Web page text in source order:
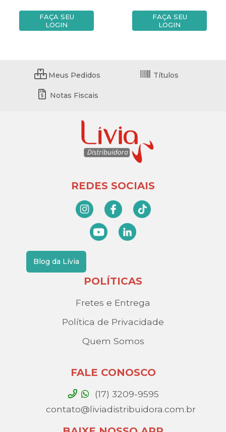
FAÇA SEU
LOGIN
FAÇA SEU
LOGIN
Meus Pedidos Títulos
Notas Fiscais
REDES SOCIAIS
Blog da Lívia
POLÍTICAS
Fretes e Entrega
Política de Privacidade
Quem Somos
FALE CONOSCO
(17) 3209-9595
contato@liviadistribuidora.com.br